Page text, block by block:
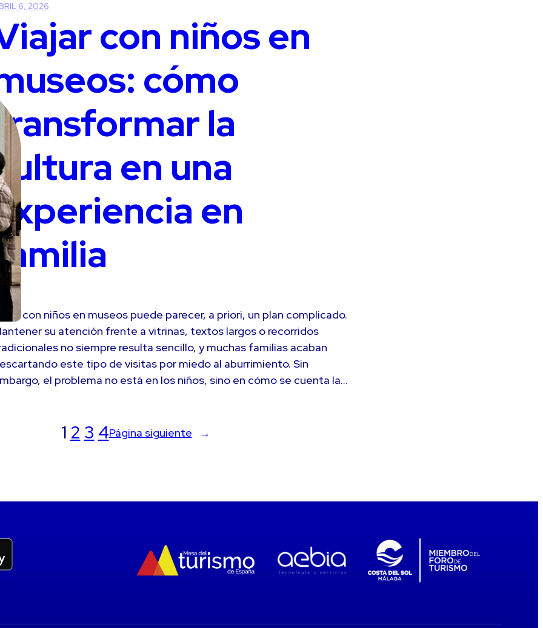
6, 2026
con niños en
cómo
la
en una
en
con niños en museos puede parecer, a priori, un plan complicado.
su atención frente a vitrinas, textos largos o recorridos
no siempre resulta sencillo, y muchas familias acaban
este tipo de visitas por miedo al aburrimiento. Sin
el problema no está en los niños, sino en cómo se cuenta la…
1 2 3 4Página siguiente →